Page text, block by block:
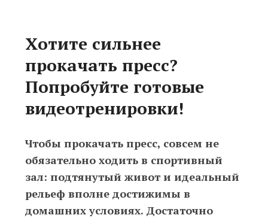
Хотите сильнее
прокачать пресс?
Попробуйте готовые
видеотренировки!
Чтобы прокачать пресс, совсем не
обязательно ходить в спортивный
зал: подтянутый живот и идеальный
рельеф вполне достижимы в
домашних условиях. Достаточно